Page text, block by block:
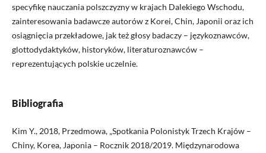
specyfikę nauczania polszczyzny w krajach Dalekiego Wschodu,
zainteresowania badawcze autorów z Korei, Chin, Japonii oraz ich
osiągnięcia przekładowe, jak też głosy badaczy – językoznawców,
glottodydaktyków, historyków, literaturoznawców –
reprezentujących polskie uczelnie.
Bibliografia
Kim Y., 2018, Przedmowa, „Spotkania Polonistyk Trzech Krajów –
Chiny, Korea, Japonia – Rocznik 2018/2019. Międzynarodowa